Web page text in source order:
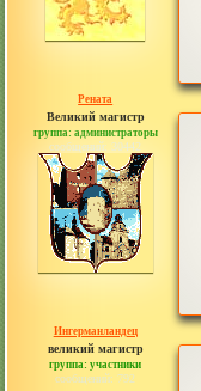
Рената
Великий магистр
группа: администраторы
сообщений: 30442
Ингерманландец
великий магистр
группа: участники
сообщений: 792